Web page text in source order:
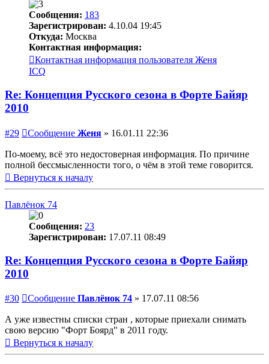
Сообщения: 183
Зарегистрирован: 4.10.04 19:45
Откуда: Москва
Контактная информация:
Контактная информация пользователя Женя
ICQ
Re: Концепция Русского сезона в Форте Байяр
2010
#29 Сообщение Женя » 16.01.11 22:36
По-моему, всё это недостоверная информация. По причине
полной бессмысленности того, о чём в этой теме говорится.
Вернуться к началу
Павлёнок 74
Сообщения: 23
Зарегистрирован: 17.07.11 08:49
Re: Концепция Русского сезона в Форте Байяр
2010
#30 Сообщение Павлёнок 74 » 17.07.11 08:56
А уже известны списки стран , которые приехали снимать
свою версию "Форт Боярд" в 2011 году.
Вернуться к началу